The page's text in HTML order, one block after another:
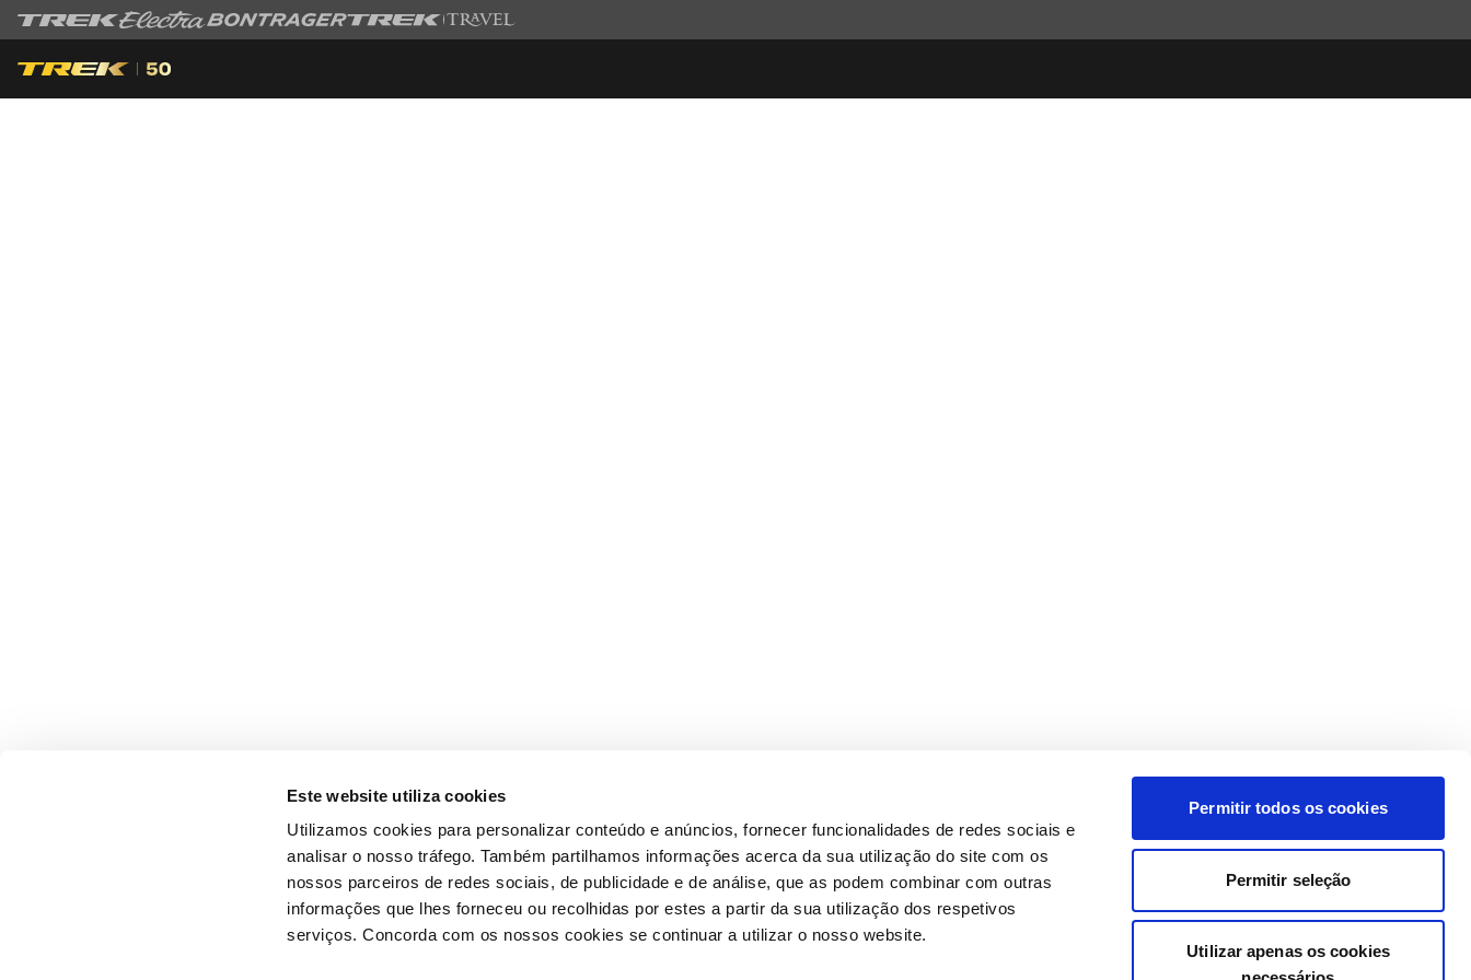
Este website utiliza cookies
Utilizamos cookies para personalizar conteúdo e anúncios, fornecer funcionalidades de redes sociais e
analisar o nosso tráfego. Também partilhamos informações acerca da sua utilização do site com os
nossos parceiros de redes sociais, de publicidade e de análise, que as podem combinar com outras
informações que lhes forneceu ou recolhidas por estes a partir da sua utilização dos respetivos
serviços. Concorda com os nossos cookies se continuar a utilizar o nosso website.
Permitir todos os cookies
Permitir seleção
Utilizar apenas os cookies